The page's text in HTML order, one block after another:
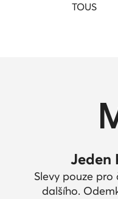
TOUS
Jeden
Slevy pouze
dalšího.